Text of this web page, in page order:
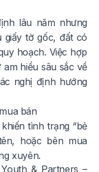
lâu năm nhưng
giấy tờ gốc, đất có
hoạch. Việc hợp
hiểu sâu sắc về
nghị định hướng
bán
tình trạng “bẻ
hoặc bên mua
xuyên.
& Partners –